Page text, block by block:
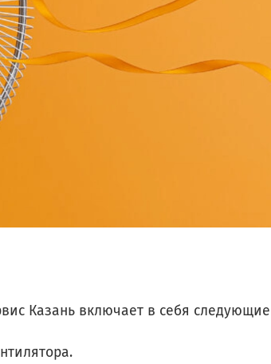
Казань включает в себя